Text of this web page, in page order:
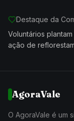
Destaque da
Voluntários
ação de
AgoraVale
O AgoraVale é um